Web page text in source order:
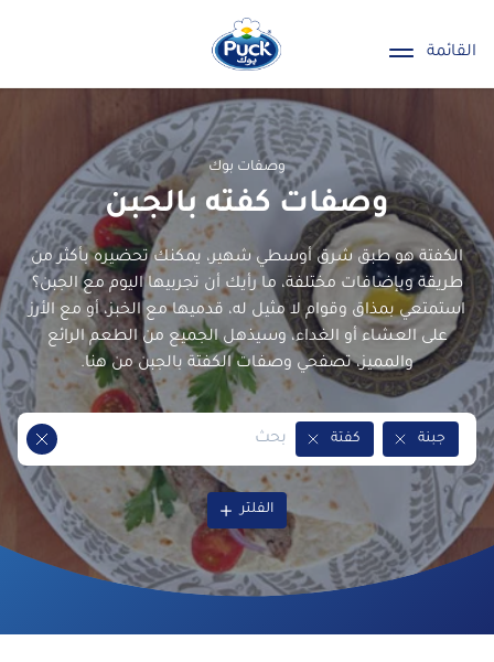
القائمة
وصفات بوك
وصفات كفته بالجبن
الكفتة هو طبق شرق أوسطي شهير، يمكنك تحضيره بأكثر من
طريقة وبإضافات مختلفة، ما رأيك أن تجربيها اليوم مع الجبن؟
استمتعي بمذاق وقوام لا مثيل له، قدميها مع الخبز، أو مع الأرز
على العشاء أو الغداء، وسيذهل الجميع من الطعم الرائع
والمميز، تصفحي وصفات الكفتة بالجبن من هنا.
جبنة
Remove Tag
كفتة
Remove Tag
الفلتر